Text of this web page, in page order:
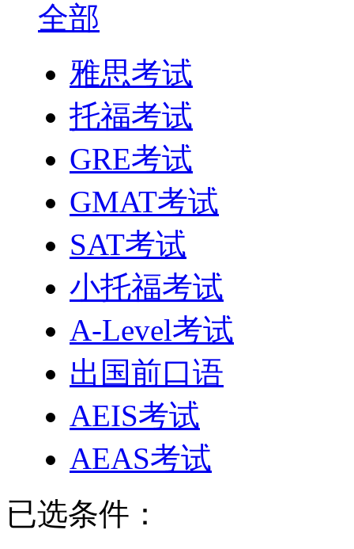
全部
雅思考试
托福考试
GRE考试
GMAT考试
SAT考试
小托福考试
A-Level考试
出国前口语
AEIS考试
AEAS考试
已选条件：